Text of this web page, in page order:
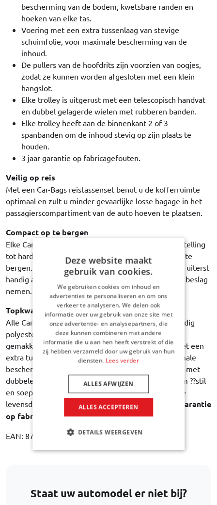
bescherming van de bodem, kwetsbare randen en
hoeken van elke tas.
Voering met een extra tussenlaag van stevige
schuimfolie, voor maximale bescherming van de
inhoud.
De pullers van de hoofdrits zijn voorzien van oogjes,
zodat ze kunnen worden afgesloten met een klein
hangslot.
Elke trolley is uitgerust met een telescopisch handvat
en dubbel gelagerde wielen met rubberen banden.
Elke trolley heeft aan de binnenkant 2 of 3
spanbanden om de inhoud stevig op zijn plaats te
houden.
3 jaar garantie op fabricagefouten.
Veilig op reis
Met een Car-Bags reistassenset benut u de kofferruimte
optimaal en zult u minder gevaarlijke losse bagage in het
passagierscompartiment van de auto hoeven te plaatsen.
Compact op te bergen
Elke Car-Bags set is volledig opvouwbaar - in tegenstelling
tot harde koffers – en daardoor makkelijk in huis op te
bergen. Maar ook op uw vakantiebestemming is het uiterst
handig als uw lege tassen zo min mogelijk ruimte in beslag
nemen.
Topkwaliteit
Alle Car-Bags reistassen zijn gemaakt van hoogwaardig
polyester stof. Sterk, duurzaam, waterbestendig en
gemakkelijk schoon te maken. De binnenvoering met een
extra tussenlaag van stevig schuimfolie biedt maximale
bescherming van de inhoud. Elke trolley is uitgerust met
dubbele gelagerde wielen met rubberen banden, om ??stil
en soepel afrollen te garanderen gedurende de hele
levensduur van de tas. Car-Bags garandeert
3 jaar garantie
op fabricagefouten.
EAN: 8718885906325
Staat uw automodel er niet bij?
Deze website maakt
gebruik van cookies.
We gebruiken cookies om inhoud en
advertenties te personaliseren en om ons
verkeer te analyseren. We delen ook
informatie over uw gebruik van onze site met
onze advertentie- en analysepartners, die
deze kunnen combineren met andere
informatie die u aan hen heeft verstrekt of die
zij hebben verzameld door uw gebruik van hun
diensten. Lees verder
ALLES ACCEPTEREN
ALLES AFWIJZEN
DETAILS WEERGEVEN